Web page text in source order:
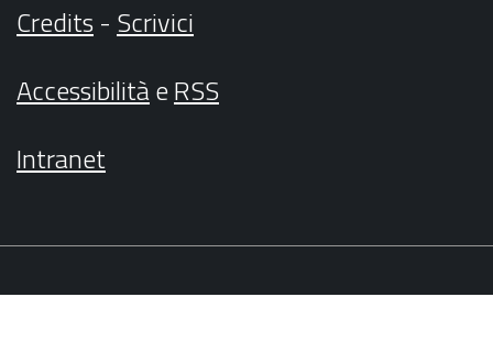
Credits- Scrivici
AccessibilitàeRSS
Intranet